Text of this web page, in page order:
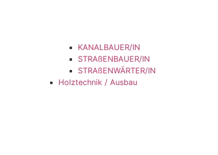
KANALBAUER/IN
STRAßENBAUER/IN
STRAßENWÄRTER/IN
Holztechnik / Ausbau